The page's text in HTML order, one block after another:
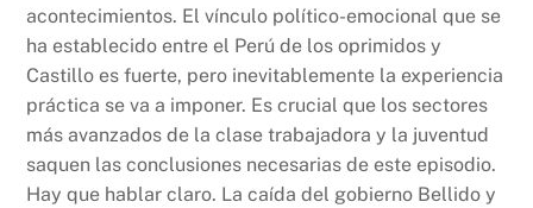
acontecimientos. El vínculo político-emocional que se
ha establecido entre el Perú de los oprimidos y
Castillo es fuerte, pero inevitablemente la experiencia
práctica se va a imponer. Es crucial que los sectores
más avanzados de la clase trabajadora y la juventud
saquen las conclusiones necesarias de este episodio.
Hay que hablar claro. La caída del gobierno Bellido y